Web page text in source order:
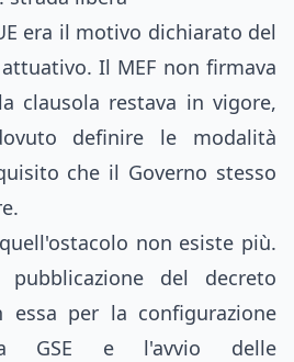
era il motivo dichiarato del
Il MEF non firmava
clausola restava in vigore,
definire le modalità
che il Governo stesso
non esiste più.
del decreto
per la configurazione
GSE e l'avvio delle